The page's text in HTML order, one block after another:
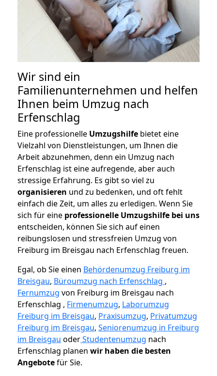
Wir sind ein
Familienunternehmen und helfen
Ihnen beim Umzug nach
Erfenschlag
Eine professionelle Umzugshilfe bietet eine
Vielzahl von Dienstleistungen, um Ihnen die
Arbeit abzunehmen, denn ein Umzug nach
Erfenschlag ist eine aufregende, aber auch
stressige Erfahrung. Es gibt so viel zu
organisieren und zu bedenken, und oft fehlt
einfach die Zeit, um alles zu erledigen. Wenn Sie
sich für eine professionelle Umzugshilfe bei uns
entscheiden, können Sie sich auf einen
reibungslosen und stressfreien Umzug von
Freiburg im Breisgau nach Erfenschlag freuen.
Egal, ob Sie einen Behördenumzug Freiburg im
Breisgau, Büroumzug nach Erfenschlag ,
Fernumzug von Freiburg im Breisgau nach
Erfenschlag , Firmenumzug, Laborumzug
Freiburg im Breisgau, Praxisumzug, Privatumzug
Freiburg im Breisgau, Seniorenumzug in Freiburg
im Breisgau oderStudentenumzug nach
Erfenschlag planen wir haben die besten
Angebotefür Sie.